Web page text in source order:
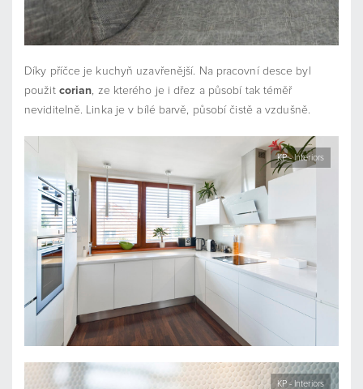
Díky příčce je kuchyň uzavřenější. Na pracovní desce byl
použit corian, ze kterého je i dřez a působí tak téměř
neviditelně. Linka je v bílé barvě, působí čistě a vzdušně.
KP - Interiors
KP - Interiors